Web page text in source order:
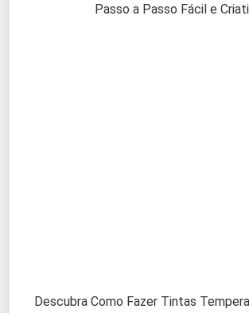
Passo a Passo Fácil e
Descubra Como Fazer Tintas